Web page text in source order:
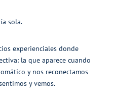
sola.
experienciales donde
la que aparece cuando
y nos reconectamos
y vemos.